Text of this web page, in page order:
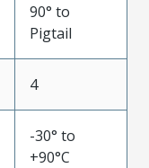
90° to
Pigtail
4
-30° to
+90°C